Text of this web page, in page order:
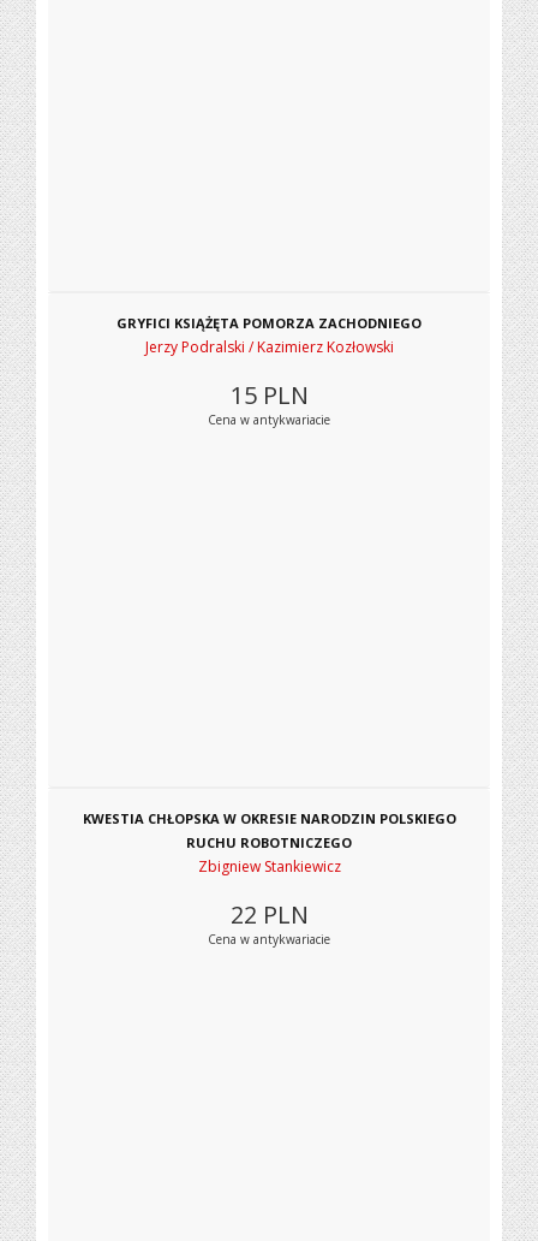
GRYFICI KSIĄŻĘTA POMORZA ZACHODNIEGO
Jerzy Podralski / Kazimierz Kozłowski
15 PLN
Cena w antykwariacie
KWESTIA CHŁOPSKA W OKRESIE NARODZIN POLSKIEGO
RUCHU ROBOTNICZEGO
Zbigniew Stankiewicz
22 PLN
Cena w antykwariacie